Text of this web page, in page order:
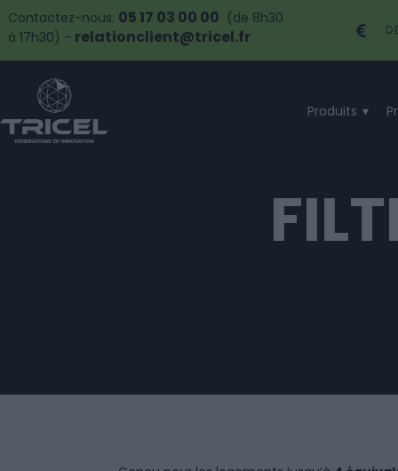
Contactez-nous: 05 17 03 00 00 (de 8h30
à 17h30) - relationclient@tricel.fr
Produits